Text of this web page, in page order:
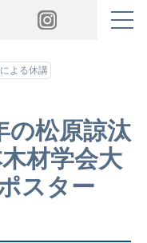
YouTube Instagram
よる休講
の松原諒汰
材学会大
スター